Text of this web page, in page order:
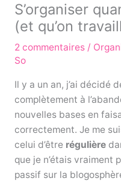
S’organiser
(et qu’on
2 commentaires /
So
Il y a un an, j’ai décidé
complètement à
nouvelles bases en
correctement. Je me
celui d’être régulière
que je n’étais vraiment
passif sur la